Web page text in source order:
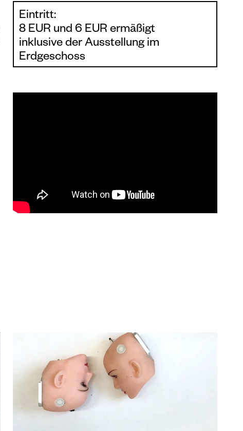
Eintritt:
8 EUR und 6 EUR ermäßigt
inklusive der Ausstellung im
Erdgeschoss